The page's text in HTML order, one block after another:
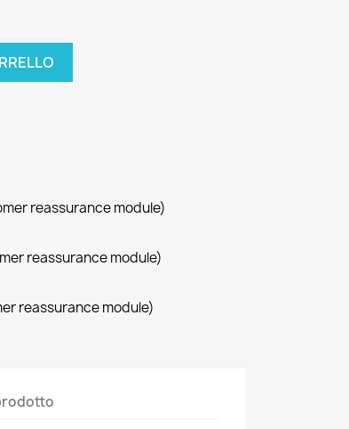
reassurance module)
reassurance module)
reassurance module)